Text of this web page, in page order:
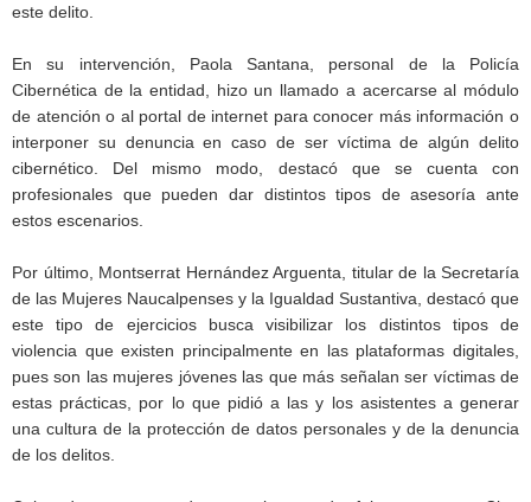
este delito.
En su intervención, Paola Santana, personal de la Policía
Cibernética de la entidad, hizo un llamado a acercarse al módulo
de atención o al portal de internet para conocer más información o
interponer su denuncia en caso de ser víctima de algún delito
cibernético. Del mismo modo, destacó que se cuenta con
profesionales que pueden dar distintos tipos de asesoría ante
estos escenarios.
Por último, Montserrat Hernández Arguenta, titular de la Secretaría
de las Mujeres Naucalpenses y la Igualdad Sustantiva, destacó que
este tipo de ejercicios busca visibilizar los distintos tipos de
violencia que existen principalmente en las plataformas digitales,
pues son las mujeres jóvenes las que más señalan ser víctimas de
estas prácticas, por lo que pidió a las y los asistentes a generar
una cultura de la protección de datos personales y de la denuncia
de los delitos.